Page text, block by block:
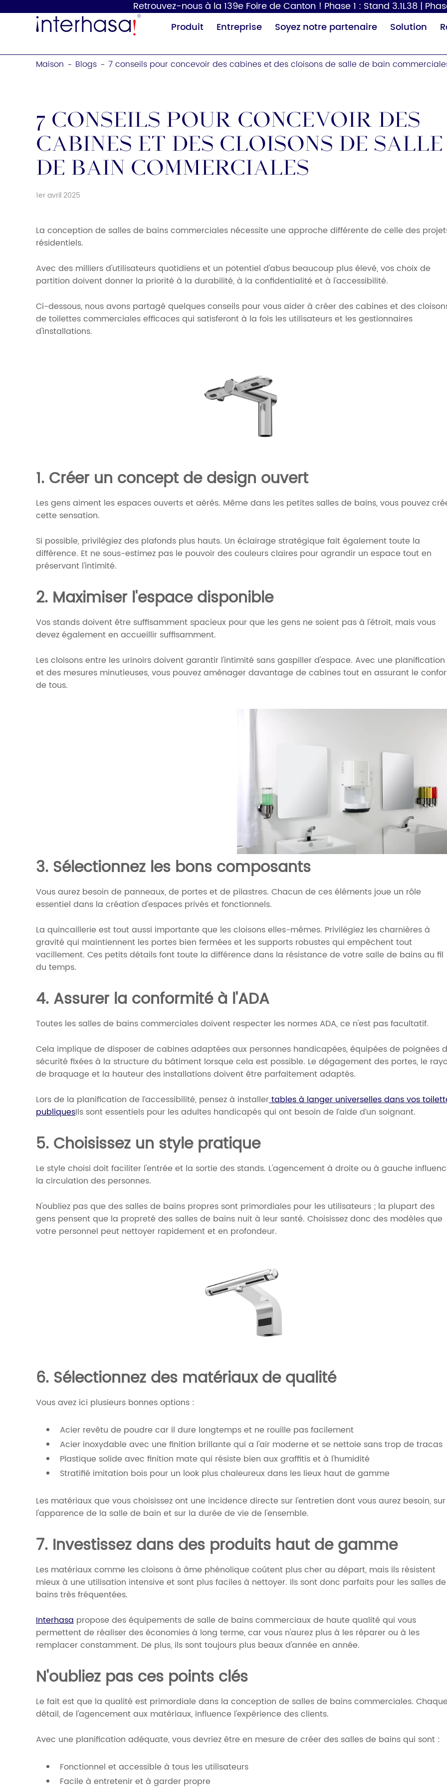
Retrouvez-nous à la 139e Foire de Canton ! Phase 1 : Stand 3.1L38 |
Produit
Sèche-mains
Distributeur de
savon
Distributeur de
papier
Sèche-cheveux
Entreprise Soyez notre partenaire Solution
Maison - Blogs - 7 conseils pour concevoir des cabines et des cloisons de salle de bain
7 conseils pour concevoir des
cabines et des cloisons de salle
de bain commerciales
1er avril 2025
La conception de salles de bains commerciales nécessite une approche différente de celle des
résidentiels.
Avec des milliers d'utilisateurs quotidiens et un potentiel d'abus beaucoup plus élevé, vos choix de
partition doivent donner la priorité à la durabilité, à la confidentialité et à l'accessibilité.
Ci-dessous, nous avons partagé quelques conseils pour vous aider à créer des cabines et des
de toilettes commerciales efficaces qui satisferont à la fois les utilisateurs et les gestionnaires
d'installations.
1. Créer un concept de design ouvert
Les gens aiment les espaces ouverts et aérés. Même dans les petites salles de bains, vous pouvez
cette sensation.
Si possible, privilégiez des plafonds plus hauts. Un éclairage stratégique fait également toute la
différence. Et ne sous-estimez pas le pouvoir des couleurs claires pour agrandir un espace tout en
préservant l'intimité.
2. Maximiser l'espace disponible
Vos stands doivent être suffisamment spacieux pour que les gens ne soient pas à l'étroit, mais vous
devez également en accueillir suffisamment.
Les cloisons entre les urinoirs doivent garantir l'intimité sans gaspiller d'espace. Avec une planification
et des mesures minutieuses, vous pouvez aménager davantage de cabines tout en assurant le
de tous.
3. Sélectionnez les bons composants
Vous aurez besoin de panneaux, de portes et de pilastres. Chacun de ces éléments joue un rôle
essentiel dans la création d'espaces privés et fonctionnels.
La quincaillerie est tout aussi importante que les cloisons elles-mêmes. Privilégiez les charnières à
gravité qui maintiennent les portes bien fermées et les supports robustes qui empêchent tout
vacillement. Ces petits détails font toute la différence dans la résistance de votre salle de bains au fil
du temps.
4. Assurer la conformité à l'ADA
Toutes les salles de bains commerciales doivent respecter les normes ADA, ce n'est pas facultatif.
Cela implique de disposer de cabines adaptées aux personnes handicapées, équipées de poignées
sécurité fixées à la structure du bâtiment lorsque cela est possible. Le dégagement des portes, le
de braquage et la hauteur des installations doivent être parfaitement adaptés.
Lors de la planification de l’accessibilité, pensez à installertables à langer universelles dans vos
publiquesIls sont essentiels pour les adultes handicapés qui ont besoin de l’aide d’un soignant.
5. Choisissez un style pratique
Le style choisi doit faciliter l'entrée et la sortie des stands. L'agencement à droite ou à gauche
la circulation des personnes.
N'oubliez pas que des salles de bains propres sont primordiales pour les utilisateurs ; la plupart des
gens pensent que la propreté des salles de bains nuit à leur santé. Choisissez donc des modèles que
votre personnel peut nettoyer rapidement et en profondeur.
6. Sélectionnez des matériaux de qualité
Vous avez ici plusieurs bonnes options :
Acier revêtu de poudre car il dure longtemps et ne rouille pas facilement
Acier inoxydable avec une finition brillante qui a l'air moderne et se nettoie sans trop de tracas
Plastique solide avec finition mate qui résiste bien aux graffitis et à l'humidité
Stratifié imitation bois pour un look plus chaleureux dans les lieux haut de gamme
Les matériaux que vous choisissez ont une incidence directe sur l'entretien dont vous aurez besoin, sur
l'apparence de la salle de bain et sur la durée de vie de l'ensemble.
7. Investissez dans des produits haut de gamme
Les matériaux comme les cloisons à âme phénolique coûtent plus cher au départ, mais ils résistent
mieux à une utilisation intensive et sont plus faciles à nettoyer. Ils sont donc parfaits pour les salles de
bains très fréquentées.
Interhasa propose des équipements de salle de bains commerciaux de haute qualité qui vous
permettent de réaliser des économies à long terme, car vous n'aurez plus à les réparer ou à les
remplacer constamment. De plus, ils sont toujours plus beaux d'année en année.
N'oubliez pas ces points clés
Le fait est que la qualité est primordiale dans la conception de salles de bains commerciales.
détail, de l'agencement aux matériaux, influence l'expérience des clients.
Avec une planification adéquate, vous devriez être en mesure de créer des salles de bains qui sont :
Fonctionnel et accessible à tous les utilisateurs
Facile à entretenir et à garder propre